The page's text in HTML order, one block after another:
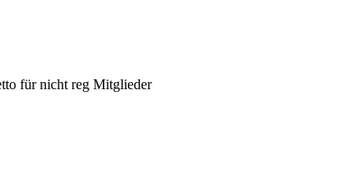
für nicht reg Mitglieder